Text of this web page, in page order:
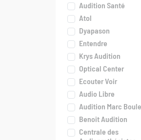
Audition Santé
Atol
Dyapason
Entendre
Krys Audition
Optical Center
Ecouter Voir
Audio Libre
Audition Marc
Benoit Audition
Centrale des